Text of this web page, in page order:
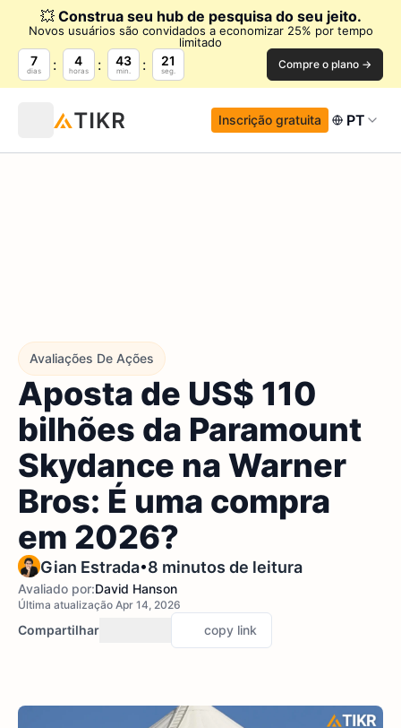
💥 Construa seu hub de pesquisa do seu jeito.
Novos usuários são convidados a economizar 25% por tempo
limitado
7
dias
4
horas
43
min.
20
seg. Compre o plano →
Inscrição gratuita PT
Avaliações De Ações
Aposta de US$ 110
bilhões da Paramount
Skydance na Warner
Bros: É uma compra
em 2026?
Gian Estrada•8 minutos de leitura
Avaliado por:David Hanson
Última atualização Apr 14, 2026
Compartilhar copy link